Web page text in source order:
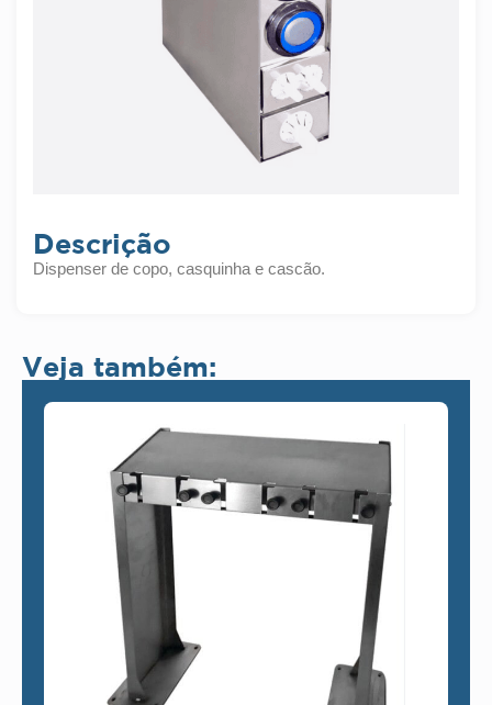
Descrição
Dispenser de copo, casquinha e cascão.
Veja também: